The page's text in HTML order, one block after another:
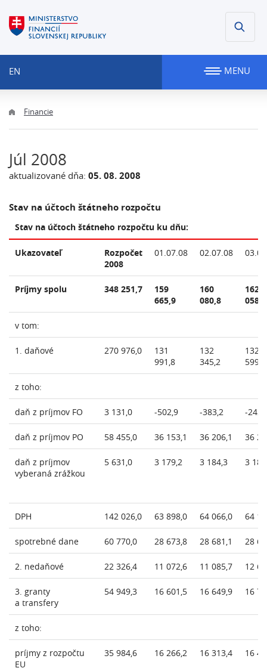
EN MENU
Financie
Júl 2008
aktualizované dňa: 05. 08. 2008
Stav na účtoch štátneho rozpočtu
Stav na účtoch štátneho rozpočtu ku dňu:
Ukazovateľ
Rozpočet
2008
01.07.08 02.07.08
Príjmy spolu 348 251,7
159
665,9
160
080,8
162
058,6
v tom:
1. daňové 270 976,0
131
991,8
132
345,2
132
599,5
z toho:
daň z príjmov FO 3 131,0 -502,9 -383,2 -
daň z príjmov PO 58 455,0 36 153,1 36 206,1 36
daň z príjmov
vyberaná zrážkou
5 631,0 3 179,2 3 184,3 3
DPH 142 026,0 63 898,0 64 066,0 64
spotrebné dane 60 770,0 28 673,8 28 681,1 28
2. nedaňové 22 326,4 11 072,6 11 085,7 12
3. granty
a transfery
54 949,3 16 601,5 16 649,9 16
z toho:
príjmy z rozpočtu
EU
35 984,6 16 266,2 16 313,4 16